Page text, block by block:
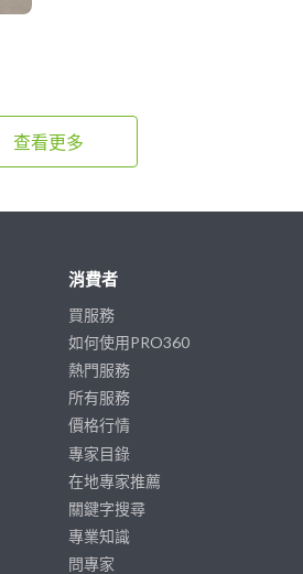
查看更多
消費者
買服務
如何使用PRO360
熱門服務
所有服務
價格行情
專家目錄
在地專家推薦
關鍵字搜尋
專業知識
問專家